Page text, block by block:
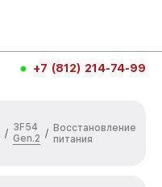
+7 (812) 214-74-99
/
3F54
Gen.2 / Восстановление
питания